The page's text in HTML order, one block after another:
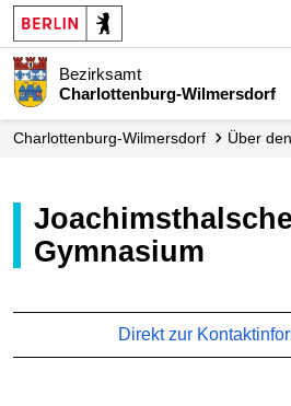
Bezirksamt
Charlottenburg-Wilmersdorf
Charlottenburg-Wilmersdorf Über
Joachimsthalsches
Gymnasium
Direkt zur